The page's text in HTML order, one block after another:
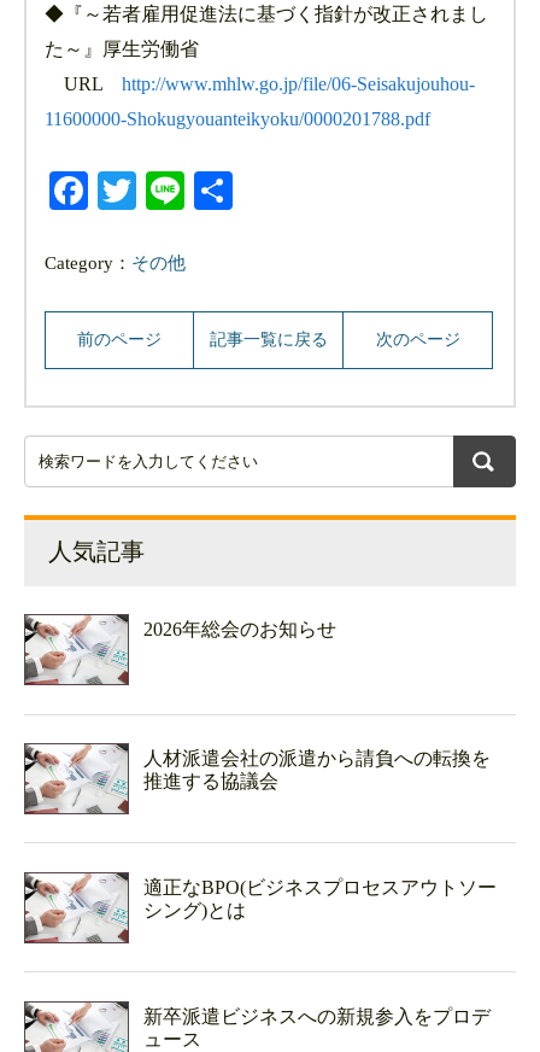
◆『～若者雇用促進法に基づく指針が改正されまし
た～』厚生労働省
URLhttp://www.mhlw.go.jp/file/06-Seisakujouhou-
11600000-Shokugyouanteikyoku/0000201788.pdf
Facebook
Twitter
Line
Category： その他
前のページ 記事一覧に戻る 次のページ
人気記事
2026年総会のお知らせ
人材派遣会社の派遣から請負への転換を
推進する協議会
適正なBPO(ビジネスプロセスアウトソー
シング)とは
新卒派遣ビジネスへの新規参入をプロデ
ュース